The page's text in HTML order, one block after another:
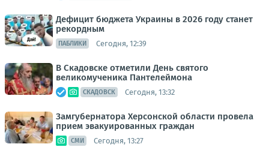
Дефицит бюджета Украины в 2026 году станет
рекордным
ПАБЛИКИ Сегодня, 12:39
В Скадовске отметили День святого
великомученика Пантелеймона
СКАДОВСК Сегодня, 13:32
Замгубернатора Херсонской области провела
прием эвакуированных граждан
СМИ Сегодня, 13:27